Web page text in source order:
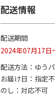
ペット線香 虹の
なた フルーティ
ローラルの香り
590円
(送料別・税込)
配送情報
配送期間
2024年07月17日
配送方法
ゆう
お届け日
指定
のし
対応不可